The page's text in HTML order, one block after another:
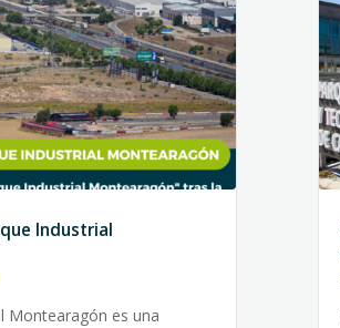
Industrial
Montearagón es una